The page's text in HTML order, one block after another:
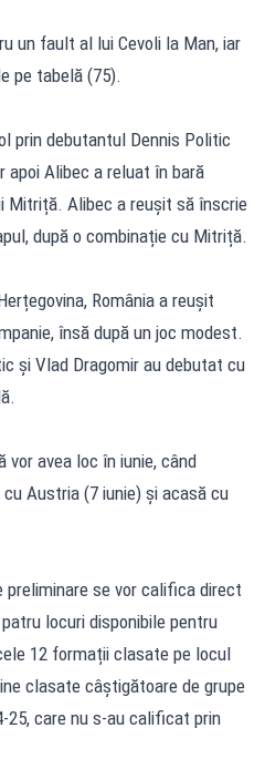
un fault al lui Cevoli la Man, iar
pe tabelă (75).
prin debutantul Dennis Politic
apoi Alibec a reluat în bară
Mitriță. Alibec a reușit să înscrie
după o combinație cu Mitriță.
România a reușit
însă după un joc modest.
și Vlad Dragomir au debutat cu
vor avea loc în iunie, când
Austria (7 iunie) și acasă cu
preliminare se vor califica direct
locuri disponibile pentru
12 formații clasate pe locul
clasate câștigătoare de grupe
25, care nu s-au calificat prin